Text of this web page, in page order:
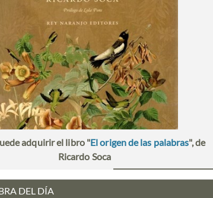
adquirir el libro "El origen de las palabras", de
Ricardo Soca
DEL DÍA